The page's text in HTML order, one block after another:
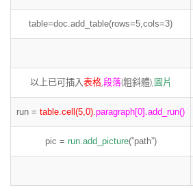
table=doc.add_table(rows=5,cols=3)
以上已可插入表格, 段落(粗斜體), 圖片
run = table.cell(5,0) paragraph[0].add_run()
pic = run.add_picture(”path”)